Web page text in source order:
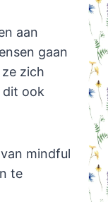
aan
gaan
zich
dit ook
mindful
te